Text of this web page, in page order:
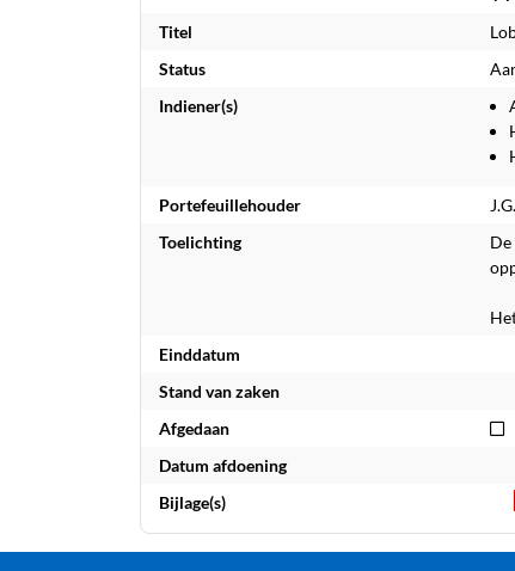
Titel
Status
Indiener(s)
Portefeuillehouder
Toelichting
Einddatum
Stand van zaken
Afgedaan
Datum afdoening
Bijlage(s)